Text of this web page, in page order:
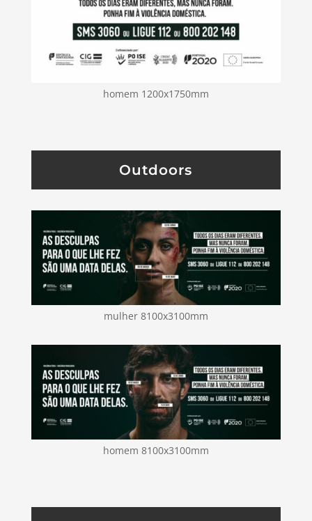
homem 1200x1750mm
Outdoors
mulher 8100x3100mm
homem 8100x3100mm